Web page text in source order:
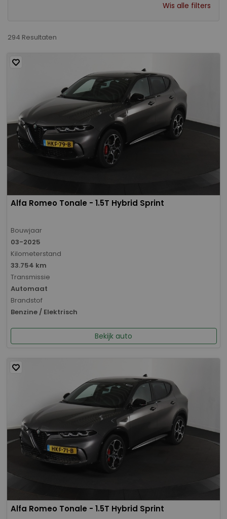
Wis alle filters
294 Resultaten
Alfa Romeo Tonale - 1.5T Hybrid Sprint
Bouwjaar
03-2025
Kilometerstand
33.754 km
Transmissie
Automaat
Brandstof
Benzine / Elektrisch
Bekijk auto
Alfa Romeo Tonale - 1.5T Hybrid Sprint